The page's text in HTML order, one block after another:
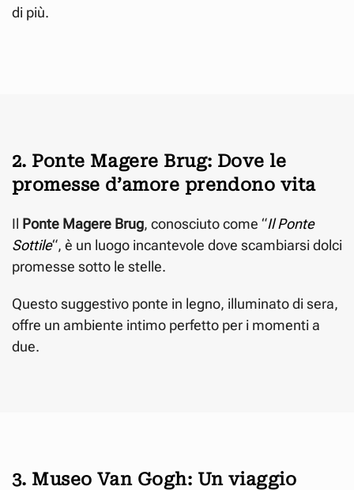
di più.
2. Ponte Magere Brug: Dove le
promesse d’amore prendono vita
Il Ponte Magere Brug, conosciuto come “Il Ponte
Sottile“, è un luogo incantevole dove scambiarsi dolci
promesse sotto le stelle.
Questo suggestivo ponte in legno, illuminato di sera,
offre un ambiente intimo perfetto per i momenti a
due.
3. Museo Van Gogh: Un viaggio